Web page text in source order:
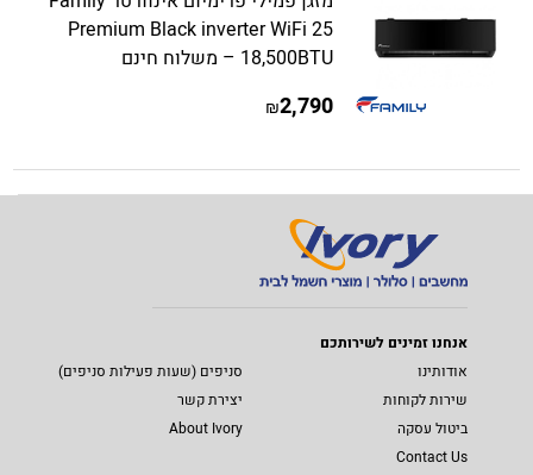
Premium Black inverter WiFi 25
18,500BTU – משלוח חינם
2,790
₪
אנחנו זמינים לשירותכם
אודותינו
סניפים (שעות פעילות סניפים)
שירות לקוחות
יצירת קשר
ביטול עסקה
About Ivory
Contact Us